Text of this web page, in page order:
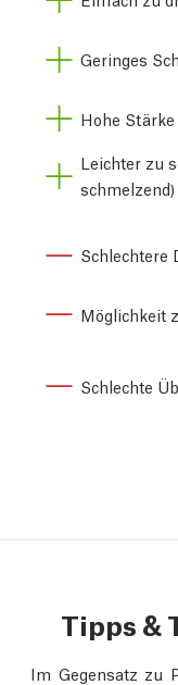
Geringes
Hohe
Leichter zu
schmelzend)
Schlechtere
Möglichkeit
Schlechte
Tipps &
Im Gegensatz zu